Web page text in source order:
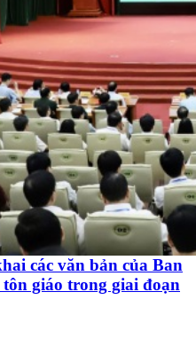
các văn bản của Ban
giáo trong giai đoạn